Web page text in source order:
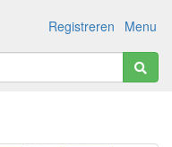
Menu
Registreren